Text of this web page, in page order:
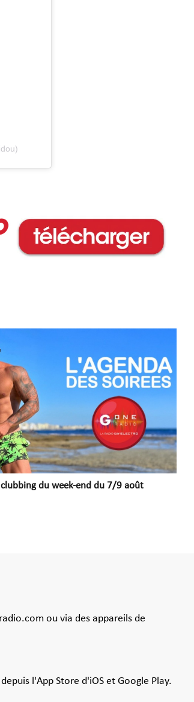
clubbing du week-end du 7/9 août
ou via des appareils de
l'App Store d'iOS et Google Play.